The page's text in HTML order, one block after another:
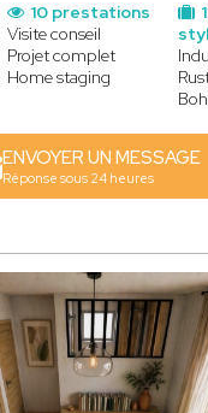
10 prestations
Visite conseil
Projet complet
Home staging
ENVOYER UN MESSAGE
Réponse sous 24 heures